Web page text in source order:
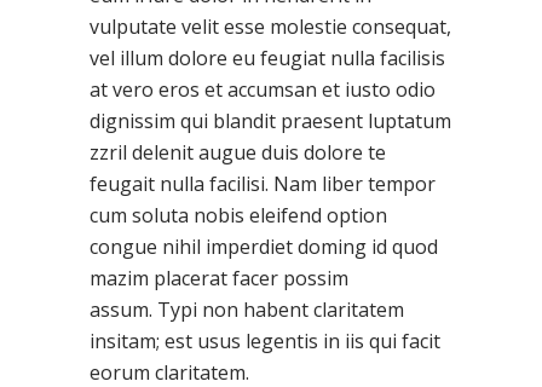
vulputate velit esse molestie consequat,
vel illum dolore eu feugiat nulla facilisis
at vero eros et accumsan et iusto odio
dignissim qui blandit praesent luptatum
zzril delenit augue duis dolore te
feugait nulla facilisi. Nam liber tempor
cum soluta nobis eleifend option
congue nihil imperdiet doming id quod
mazim placerat facer possim
assum. Typi non habent claritatem
insitam; est usus legentis in iis qui facit
eorum claritatem.